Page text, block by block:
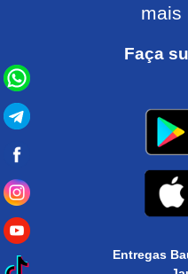
mais
Faça
Entregas